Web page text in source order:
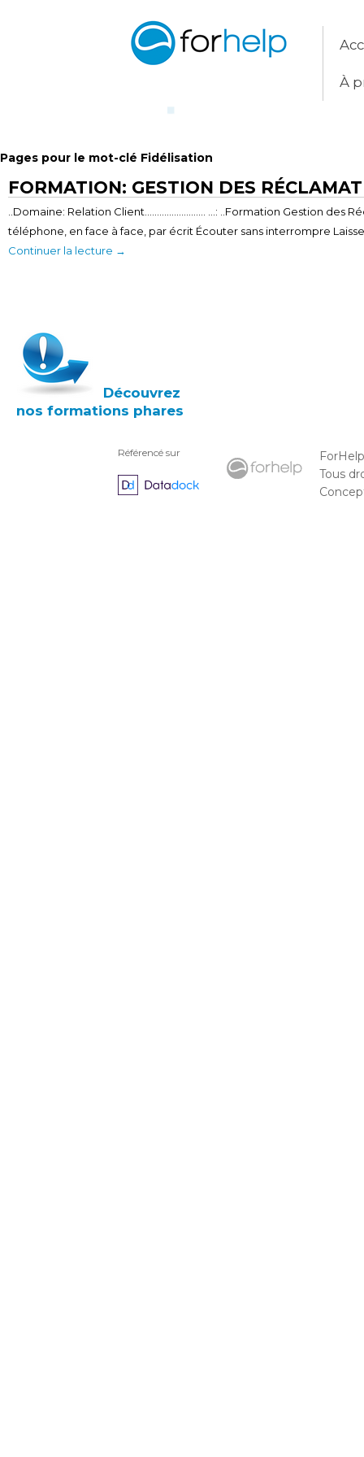
À
Pages pour le mot-clé Fidélisation
FORMATION: GESTION DES
..Domaine: Relation Client……………………. …: ..Formation Gestion des
téléphone, en face à face, par écrit Écouter sans interrompre
Continuer la lecture →
Découvrez
nos formations phares
Référencé sur
Tous